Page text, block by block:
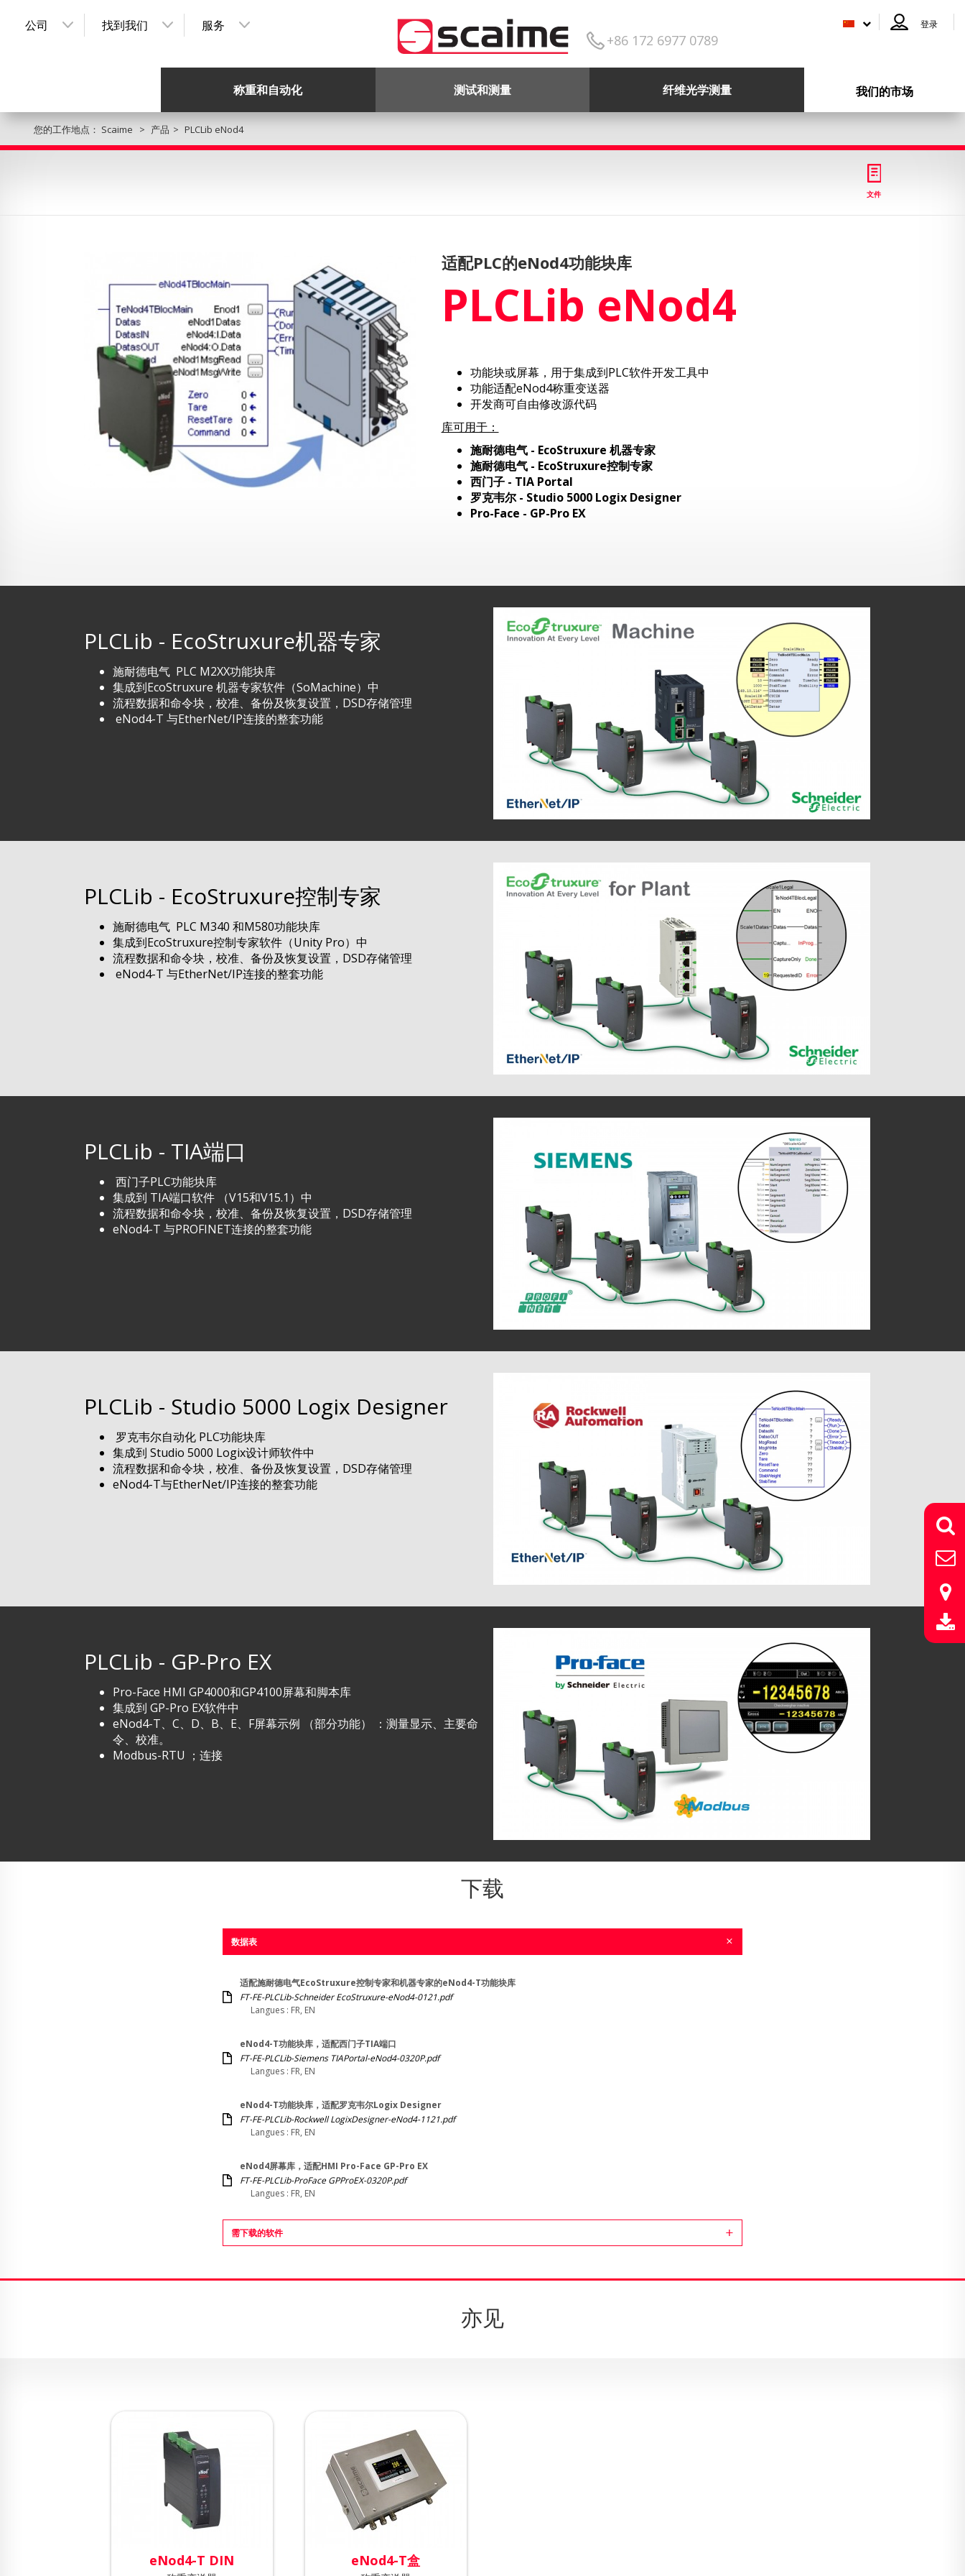
公司 找到我们 服务
+86 172 6977 0789
登录
称重和自动化 测试和测量 纤维光学测量 我们的市场
您的工作地点： Scaime 产品 PLCLib eNod4
文件
适配PLC的eNod4功能块库
PLCLib eNod4
功能块或屏幕，用于集成到PLC软件开发工具中
功能适配eNod4称重变送器
开发商可自由修改源代码
库可用于：
施耐德电气 - EcoStruxure 机器专家
施耐德电气 - EcoStruxure控制专家
西门子 - TIA Portal
罗克韦尔 - Studio 5000 Logix Designer
Pro-Face - GP-Pro EX
PLCLib - EcoStruxure机器专家
施耐德电气 PLC M2XX功能块库
集成到EcoStruxure 机器专家软件（SoMachine）中
流程数据和命令块，校准、备份及恢复设置，DSD存储管理
eNod4-T 与EtherNet/IP连接的整套功能
PLCLib - EcoStruxure控制专家
施耐德电气 PLC M340 和M580功能块库
集成到EcoStruxure控制专家软件（Unity Pro）中
流程数据和命令块，校准、备份及恢复设置，DSD存储管理
eNod4-T 与EtherNet/IP连接的整套功能
PLCLib - TIA端口
西门子PLC功能块库
集成到 TIA端口软件 （V15和V15.1）中
流程数据和命令块，校准、备份及恢复设置，DSD存储管理
eNod4-T 与PROFINET连接的整套功能
PLCLib - Studio 5000 Logix Designer
罗克韦尔自动化 PLC功能块库
集成到 Studio 5000 Logix设计师软件中
流程数据和命令块，校准、备份及恢复设置，DSD存储管理
eNod4-T与EtherNet/IP连接的整套功能
PLCLib - GP-Pro EX
Pro-Face HMI GP4000和GP4100屏幕和脚本库
集成到 GP-Pro EX软件中
eNod4-T、C、D、B、E、F屏幕示例 （部分功能） ：测量显示、主要命
令、校准。
Modbus-RTU ；连接
下载
数据表
适配施耐德电气EcoStruxure控制专家和机器专家的eNod4-T功能块库
FT-FE-PLCLib-Schneider EcoStruxure-eNod4-0121.pdf
Langues : FR, EN
eNod4-T功能块库，适配西门子TIA端口
FT-FE-PLCLib-Siemens TIAPortal-eNod4-0320P.pdf
Langues : FR, EN
eNod4-T功能块库，适配罗克韦尔Logix Designer
FT-FE-PLCLib-Rockwell LogixDesigner-eNod4-1121.pdf
Langues : FR, EN
eNod4屏幕库，适配HMI Pro-Face GP-Pro EX
FT-FE-PLCLib-ProFace GPProEX-0320P.pdf
Langues : FR, EN
需下载的软件
亦见
eNod4-T DIN eNod4-T盒